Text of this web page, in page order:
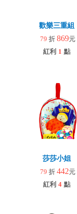
歡樂三重組
79 折 869元
紅利 1 點
莎莎小姐
79 折 442元
紅利 4 點